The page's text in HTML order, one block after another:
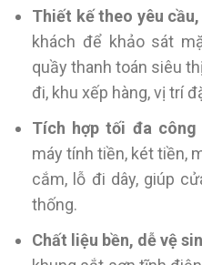
Thiết kế theo yêu cầu,
khách để khảo sát
quầy thanh toán siêu
đi, khu xếp hàng, vị trí
Tích hợp tối đa công
máy tính tiền, két tiền,
cắm, lỗ đi dây, giúp
thống.
Chất liệu bền, dễ vệ